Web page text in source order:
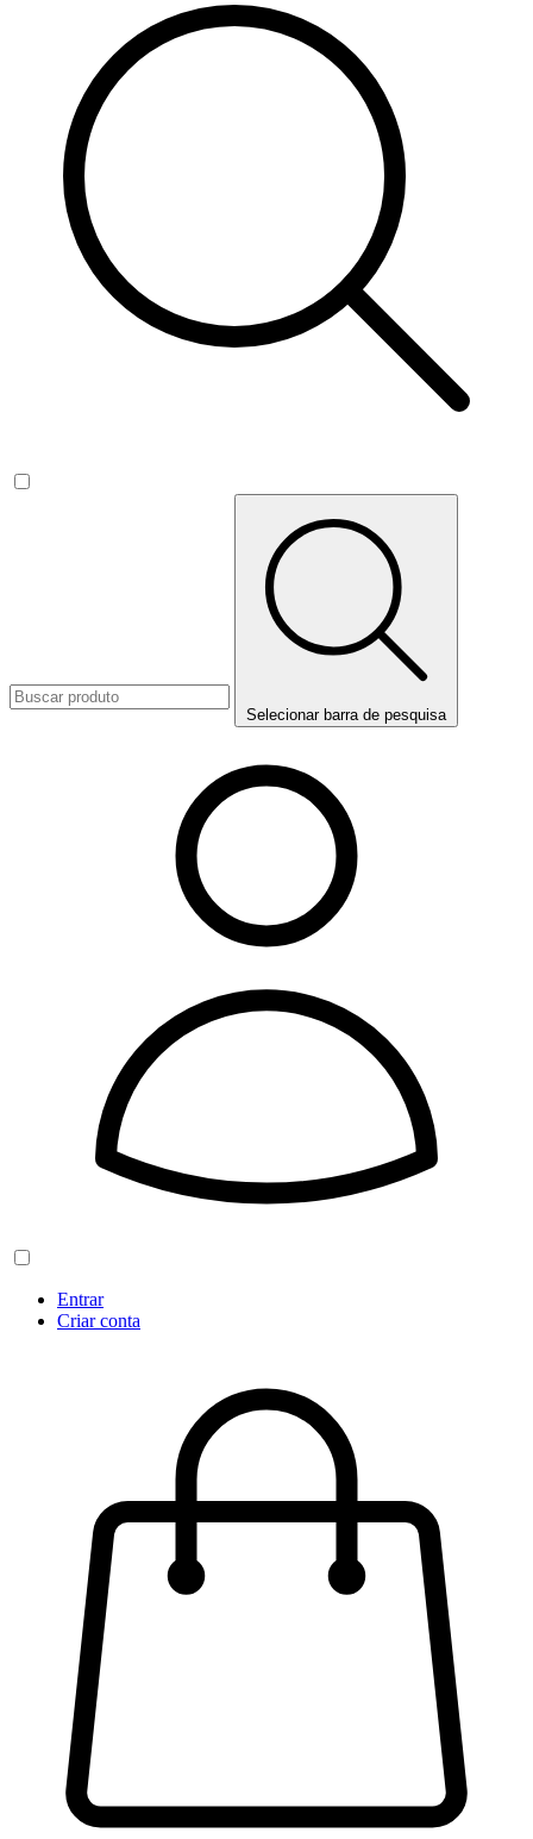
Selecionar barra de pesquisa
Entrar
Criar conta